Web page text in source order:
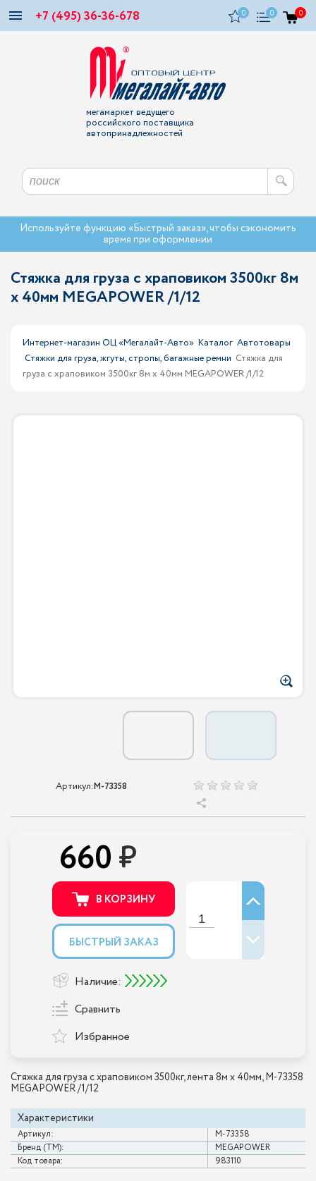
+7 (495) 36-36-678 0 0 0
мегамаркет ведущего
российского поставщика
автопринадлежностей
Используйте функцию «Быстрый заказ», чтобы сэкономить
время при оформлении
Стяжка для груза с храповиком 3500кг 8м
х 40мм MEGAPOWER /1/12
Интернет-магазин ОЦ «Мегалайт-Авто» Каталог Автотовары
Стяжки для груза, жгуты, стропы, багажные ремни Стяжка для
груза с храповиком 3500кг 8м х 40мм MEGAPOWER /1/12
Артикул:M-73358
Стяжка для груза с храповиком 3500кг, лента 8м х 40мм, M-73358
MEGAPOWER /1/12
Характеристики
Артикул:
M-73358
Бренд (ТМ):
MEGAPOWER
Код товара:
983110
660
В КОРЗИНУ
БЫСТРЫЙ ЗАКАЗ
Наличие:
Сравнить
Избранное